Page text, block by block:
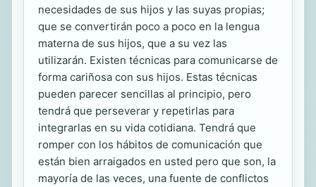
necesidades de sus hijos y las suyas propias;
que se convertirán poco a poco en la lengua
materna de sus hijos, que a su vez las
utilizarán. Existen técnicas para comunicarse de
forma cariñosa con sus hijos. Estas técnicas
pueden parecer sencillas al principio, pero
tendrá que perseverar y repetirlas para
integrarlas en su vida cotidiana. Tendrá que
romper con los hábitos de comunicación que
están bien arraigados en usted pero que son, la
mayoría de las veces, una fuente de conflictos